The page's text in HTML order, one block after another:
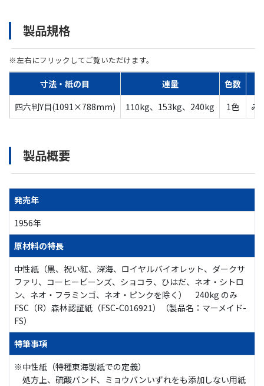
製品規格
※左右にフリックしてご覧いただけます。
寸法・紙の目 連量 色数
四六判Y目(1091×788mm)
110kg、153kg、240kg 1色 み
製品概要
発売年
1956年
原材料の特長
中性紙（黒、祝い紅、深海、ロイヤルバイオレット、ダークサ
ファリ、コーヒービーンズ、ショコラ、ひはだ、ネオ・シトロ
ン、ネオ・フラミンゴ、ネオ・ピンクを除く） 240kg のみ
FSC（R）森林認証紙（FSC-C016921）（製品名：マーメイド-
FS）
特筆事項
※中性紙（特種東海製紙での定義）
処方上、硫酸バンド、ミョウバンいずれをも添加しない用紙